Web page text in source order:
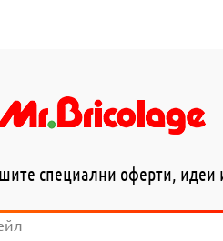
специални оферти,